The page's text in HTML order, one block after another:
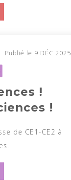
Publié le 9 DÉC 2025
!
!
de CE1-CE2 à